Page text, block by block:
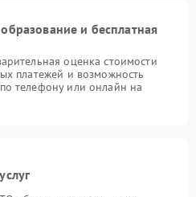
и бесплатная
оценка стоимости
платежей и возможность
телефону или онлайн на